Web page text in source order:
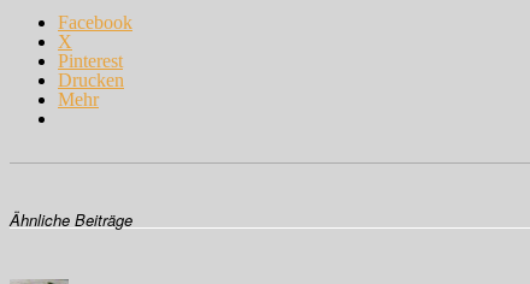
Facebook
X
Pinterest
Drucken
Mehr
Ähnliche Beiträge